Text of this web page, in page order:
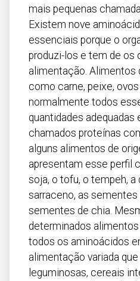
mais pequenas
Existem nove
essenciais porque o
produzi-los e tem de os
alimentação. Alimentos
como carne, peixe,
normalmente todos
quantidades adequadas
chamados proteínas
alguns alimentos de
apresentam esse perfil
soja, o tofu, o tempeh, a
sarraceno, as
sementes de chia.
determinados
todos os aminoácidos
alimentação variada
leguminosas, cereais